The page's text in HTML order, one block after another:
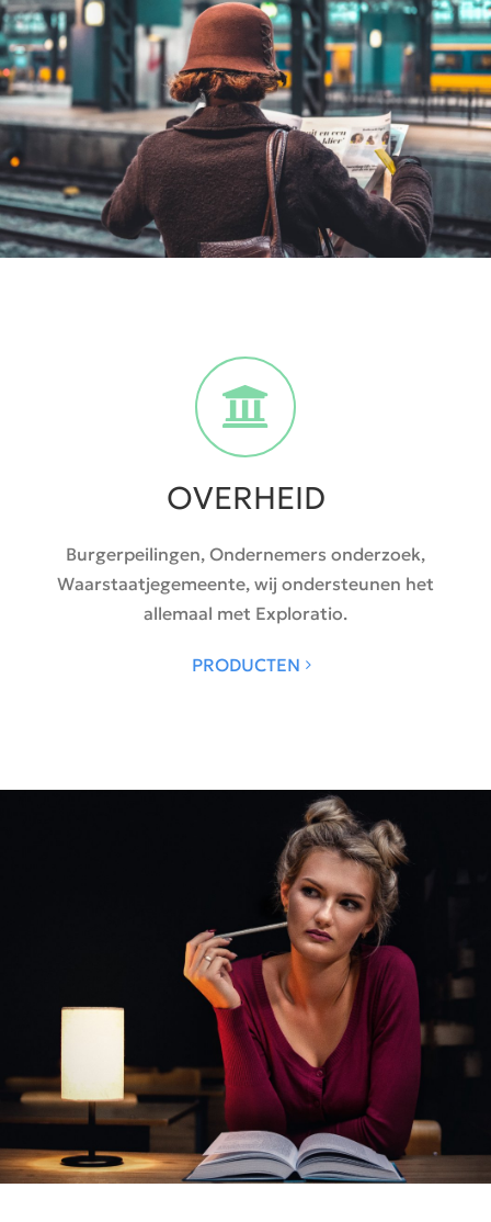
OVERHEID
Burgerpeilingen, Ondernemers onderzoek,
Waarstaatjegemeente, wij ondersteunen het
allemaal met Exploratio.
PRODUCTEN